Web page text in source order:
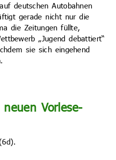
deutschen Autobahnen
gerade nicht nur die
die Zeitungen füllte,
„Jugend debattiert“
sie sich eingehend
Vorlese-